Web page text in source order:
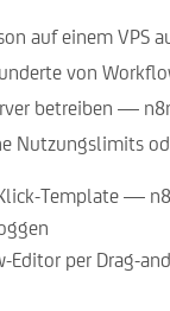
auf einem VPS
von
betreiben —
Nutzungslimits
Template —
Editor per Drag-